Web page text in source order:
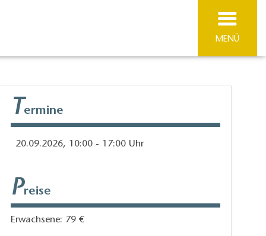
MENÜ
T ermine
20.09.2026, 10:00 - 17:00 Uhr
Preise
Erwachsene: 79 €